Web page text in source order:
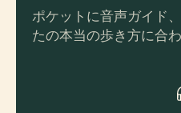
ポケットに音声ガイド
たの本当の歩き方に合